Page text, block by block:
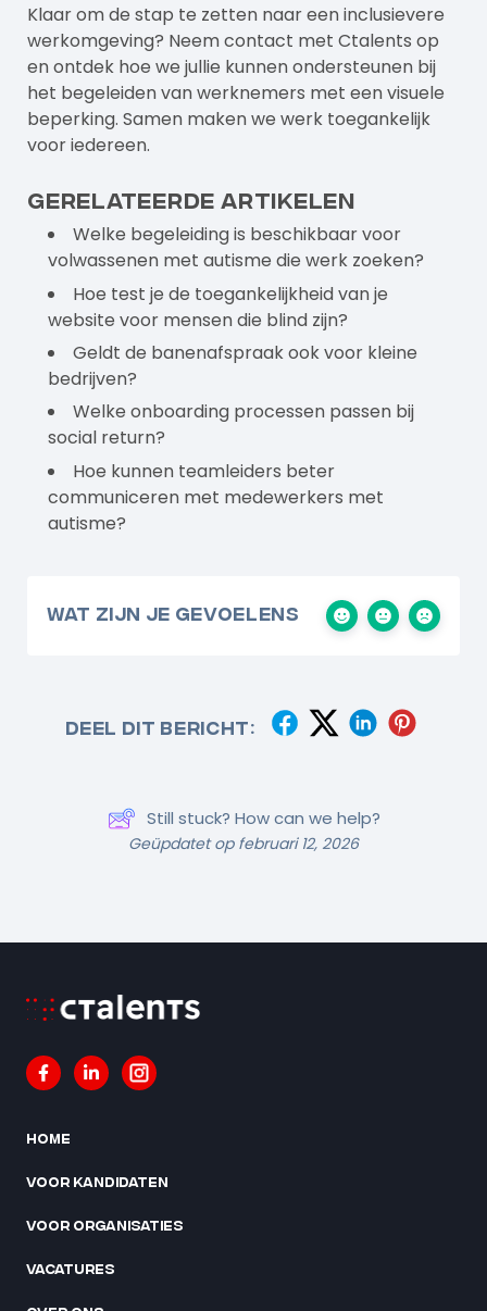
Klaar om de stap te zetten naar een inclusievere
werkomgeving? Neem contact met Ctalents op
en ontdek hoe we jullie kunnen ondersteunen bij
het begeleiden van werknemers met een visuele
beperking. Samen maken we werk toegankelijk
voor iedereen.
Gerelateerde artikelen
Welke begeleiding is beschikbaar voor
volwassenen met autisme die werk zoeken?
Hoe test je de toegankelijkheid van je
website voor mensen die blind zijn?
Geldt de banenafspraak ook voor kleine
bedrijven?
Welke onboarding processen passen bij
social return?
Hoe kunnen teamleiders beter
communiceren met medewerkers met
autisme?
Wat zijn je gevoelens
Deel dit bericht:
Still stuck? How can we help?
Geüpdatet op februari 12, 2026
Home
Voor kandidaten
Voor organisaties
Vacatures